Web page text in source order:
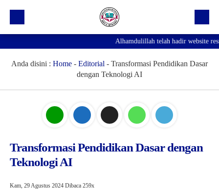
Profil Sekolah
Pengumuman
Alhamdulillah telah hadir website resmi
Anda disini : Home - Editorial - Transformasi Pendidikan Dasar
dengan Teknologi AI
Transformasi Pendidikan Dasar dengan
Teknologi AI
Kam, 29 Agustus 2024 Dibaca 259x